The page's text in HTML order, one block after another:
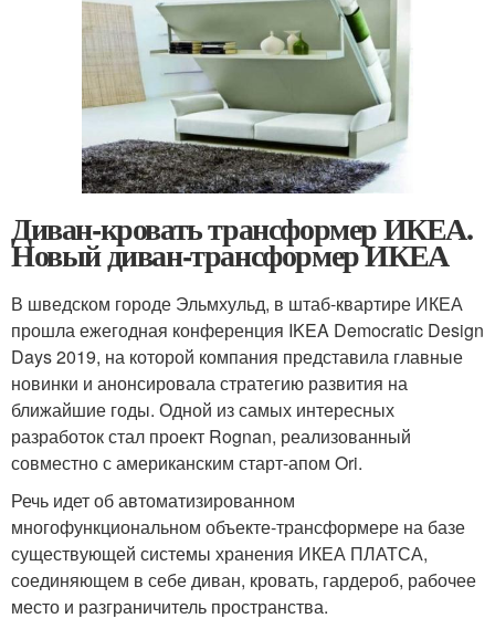
Диван-кровать трансформер ИКЕА.
Новый диван-трансформер ИКЕА
В шведском городе Эльмхульд, в штаб-квартире ИКЕА
прошла ежегодная конференция IKEA Democratic Design
Days 2019, на которой компания представила главные
новинки и анонсировала стратегию развития на
ближайшие годы. Одной из самых интересных
разработок стал проект Rognan, реализованный
совместно с американским старт-апом Ori.
Речь идет об автоматизированном
многофункциональном объекте-трансформере на базе
существующей системы хранения ИКЕА ПЛАТСА,
соединяющем в себе диван, кровать, гардероб, рабочее
место и разграничитель пространства.